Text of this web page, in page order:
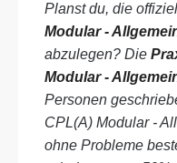
Planst du, die
Modular -
abzulegen? Die
Modular -
Personen
CPL(A) Modular -
ohne Probleme